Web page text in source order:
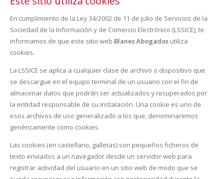
En cumplimiento de la Ley 34/2002 de 11 de julio de Servicios de la
Sociedad de la Información y de Comercio Electrónico (LSSICE), te
informamos de que este sitio web Blanes Abogados utiliza
cookies.
La LSSICE se aplica a cualquier clase de archivo o dispositivo que
se descargue en el equipo terminal de un usuario con el fin de
almacenar datos que podrán ser actualizados y recuperados por
la entidad responsable de su instalación. Una cookie es uno de
esos archivos de uso generalizado a los que, denominaremos
genéricamente como cookies.
Las cookies (en castellano, galletas) son pequeños ficheros de
texto enviados a un navegador desde un servidor web para
registrar actividad del usuario en un sitio web de modo que se